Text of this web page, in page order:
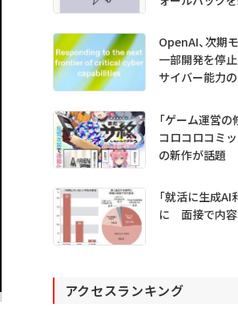
OpenAI、次期
一部開発を停
サイバー能力
「ゲーム運営
コロコロコミ
の新作が話題
「就活に生成AI
に 面接で内容
アクセスランキング